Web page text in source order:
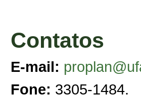
Contatos
E-mail:
Fone: 3305-1484.